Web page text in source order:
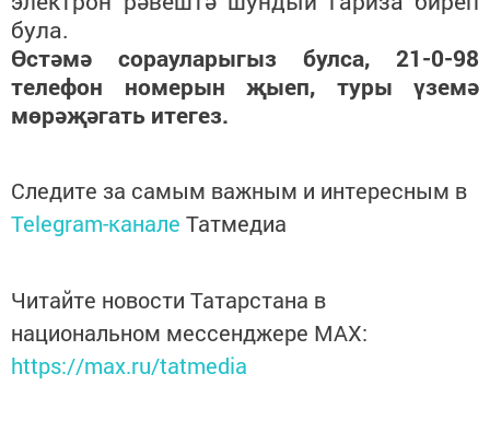
була.
Өстәмә сорауларыгыз булса, 21-0-98
телефон номерын җыеп, туры үземә
мөрәҗәгать итегез.
Следите за самым важным и интересным в
Telegram-канале Татмедиа
Читайте новости Татарстана в
национальном мессенджере MАХ:
https://max.ru/tatmedia